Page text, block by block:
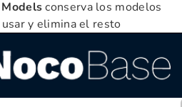
conserva los modelos
y elimina el resto